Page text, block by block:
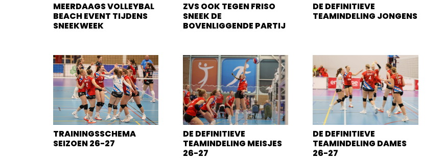
MEERDAAGS VOLLEYBAL
BEACH EVENT TIJDENS
SNEEKWEEK
ZVS OOK TEGEN FRISO
SNEEK DE
BOVENLIGGENDE PARTIJ
DE DEFINITIEVE
TEAMINDELING JONGENS
TRAININGSSCHEMA
SEIZOEN 26-27
DE DEFINITIEVE
TEAMINDELING MEISJES
26-27
DE DEFINITIEVE
TEAMINDELING DAMES
26-27